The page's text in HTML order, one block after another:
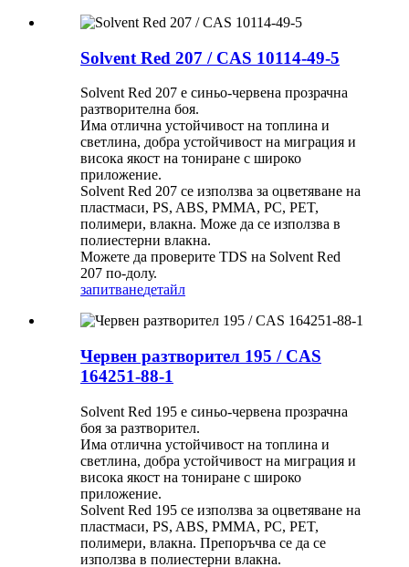
Solvent Red 207 / CAS 10114-49-5
Solvent Red 207 е синьо-червена прозрачна
разтворителна боя.
Има отлична устойчивост на топлина и
светлина, добра устойчивост на миграция и
висока якост на тониране с широко
приложение.
Solvent Red 207 се използва за оцветяване на
пластмаси, PS, ABS, PMMA, PC, PET,
полимери, влакна. Може да се използва в
полиестерни влакна.
Можете да проверите TDS на Solvent Red
207 по-долу.
запитванедетайл
Червен разтворител 195 / CAS
164251-88-1
Solvent Red 195 е синьо-червена прозрачна
боя за разтворител.
Има отлична устойчивост на топлина и
светлина, добра устойчивост на миграция и
висока якост на тониране с широко
приложение.
Solvent Red 195 се използва за оцветяване на
пластмаси, PS, ABS, PMMA, PC, PET,
полимери, влакна. Препоръчва се да се
използва в полиестерни влакна.